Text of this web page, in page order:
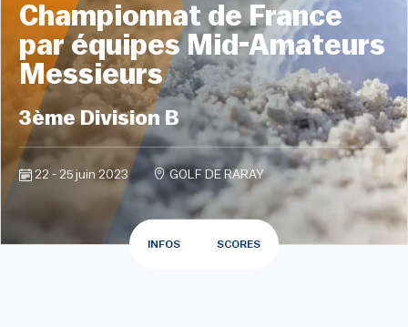
Championnat de France
par équipes Mid-Amateurs
Messieurs
3ème Division B
22 - 25 juin 2023 GOLF DE RARAY
INFOS SCORES